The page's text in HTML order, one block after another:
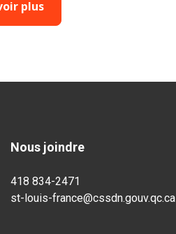
plus
Nous joindre
418 834-2471
st-louis-france@cssdn.gouv.qc.ca